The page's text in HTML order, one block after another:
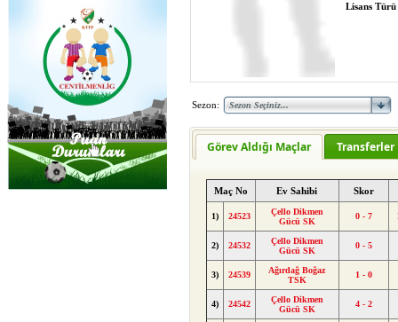
Lisans Türü
Sezon:
Görev Aldığı Maçlar Transferler
Maç No Ev Sahibi Skor
1) 24523
Çello Dikmen
Gücü SK
0 - 7
2) 24532
Çello Dikmen
Gücü SK
0 - 5
3) 24539
Ağırdağ Boğaz
TSK
1 - 0
4) 24542
Çello Dikmen
Gücü SK
4 - 2